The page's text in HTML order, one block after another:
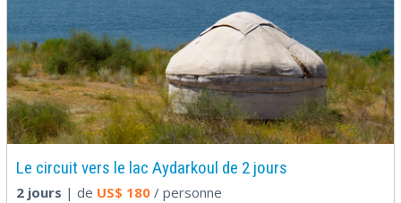
Le circuit vers le lac Aydarkoul de 2 jours
2 jours | de US$ 180 / personne